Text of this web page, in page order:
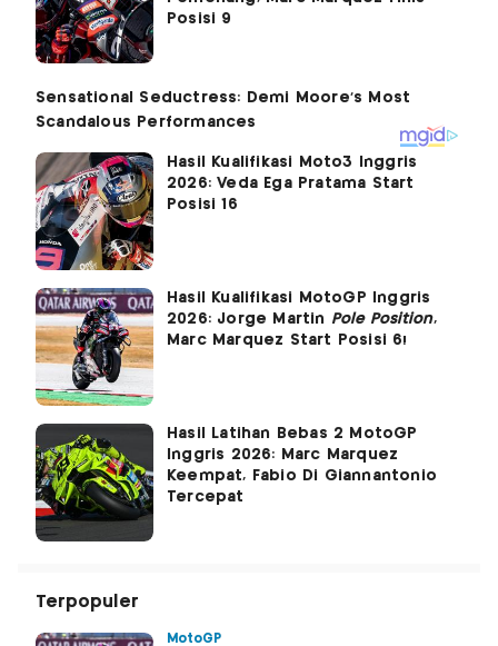
Posisi 9
Hasil Kualifikasi Moto3 Inggris
2026: Veda Ega Pratama Start
Posisi 16
Hasil Kualifikasi MotoGP Inggris
2026: Jorge Martin Pole Position,
Marc Marquez Start Posisi 6!
Hasil Latihan Bebas 2 MotoGP
Inggris 2026: Marc Marquez
Keempat, Fabio Di Giannantonio
Tercepat
Terpopuler
MotoGP